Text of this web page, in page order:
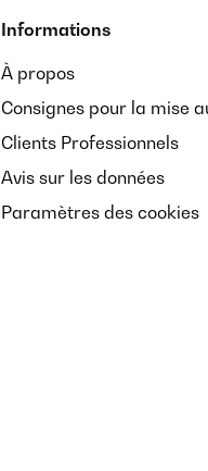
Informations
À propos
Consignes pour la mise
Clients Professionnels
Avis sur les données
Paramètres des cookies